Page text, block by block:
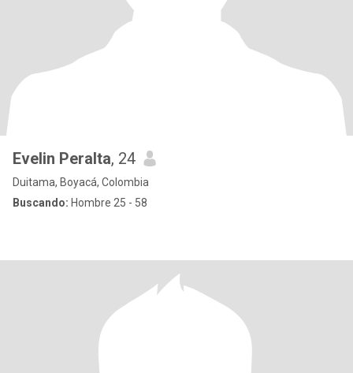
Evelin Peralta, 24
Duitama, Boyacá, Colombia
Buscando: Hombre 25 - 58